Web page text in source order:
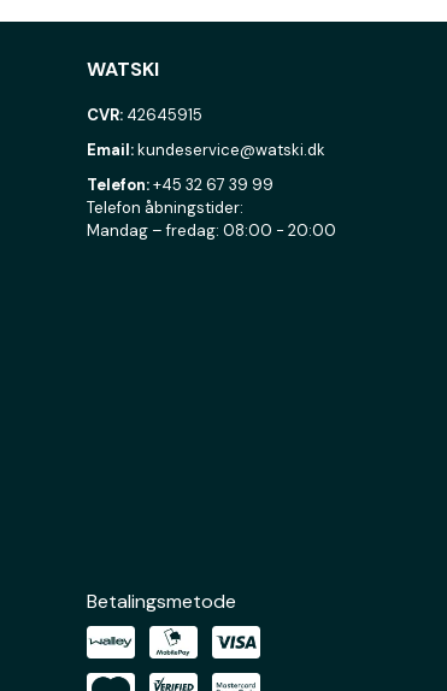
WATSKI
CVR: 42645915
Email:kundeservice@watski.dk
Telefon:+45 32 67 39 99
Telefon åbningstider:
Mandag – fredag: 08:00 - 20:00
Betalingsmetode